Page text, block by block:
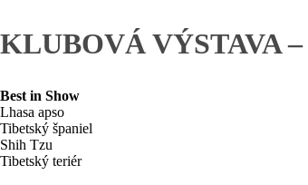
KLUBOVÁ VÝSTAVA
Best in Show
Lhasa apso
Tibetský španiel
Shih Tzu
Tibetský teriér